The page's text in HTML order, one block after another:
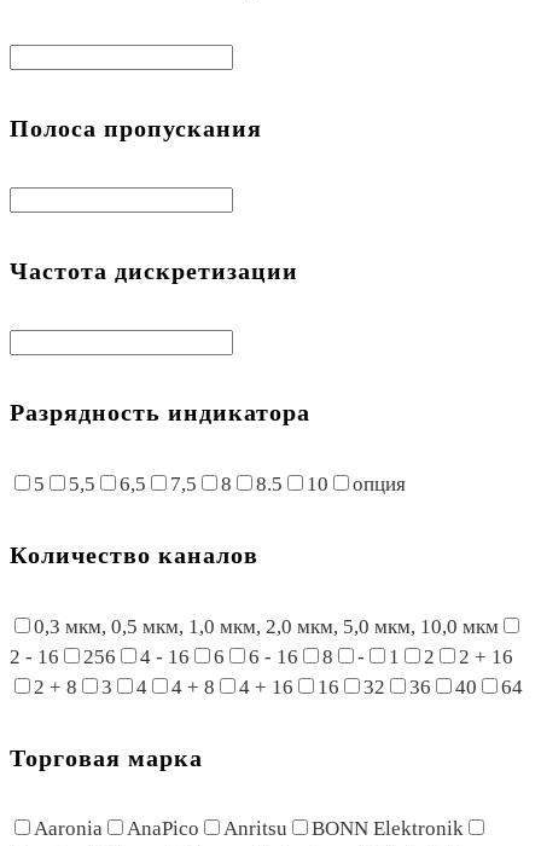
Полоса пропускания
Частота дискретизации
Разрядность индикатора
5 5,5 6,5 7,5 8 8.5 10 опция
Количество каналов
0,3 мкм, 0,5 мкм, 1,0 мкм, 2,0 мкм, 5,0 мкм, 10,0 мкм
2 - 16
256 4 - 16 6 6 - 16 8 - 1 2
2 + 16
2 + 8
3 4 4 + 8 4 + 16 16 32 36 40 64
Торговая марка
Aaronia AnaPico Anritsu
BONN Elektronik